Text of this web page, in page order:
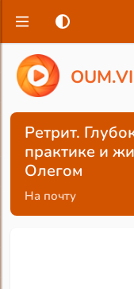
OUM.VI
Ретрит.
практике и
Олегом
На почту